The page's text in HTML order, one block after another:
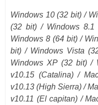
Windows 10 (32 bit) /
(32 bit) / Windows 8.1
Windows 8 (64 bit) /
bit) / Windows Vista
Windows XP (32 bit)
v10.15 (Catalina)/
v10.13 (High Sierra) /
v10.11 (El capitan)/